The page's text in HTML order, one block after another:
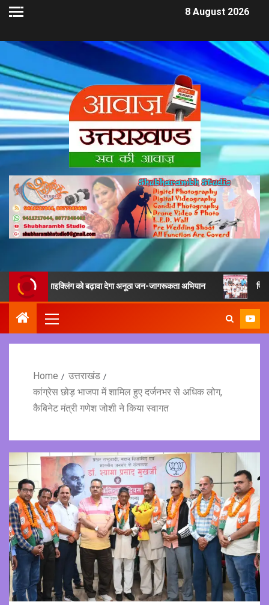
8 August 2026
रीसाइक्लिंग को बढ़ावा देगा अनूठा जन-जागरूकता अभियान फिटनेस का मूल
Home
उत्तराखंड
कांग्रेस छोड़ भाजपा में शामिल हुए दर्जनभर से अधिक लोग,
कैबिनेट मंत्री गणेश जोशी ने किया स्वागत